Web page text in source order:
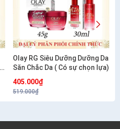
Olay RG Siêu Dưỡng Dưỡng Da
Săn Chắc Da ( Có sự chọn lựa)
405.000₫
519.000₫